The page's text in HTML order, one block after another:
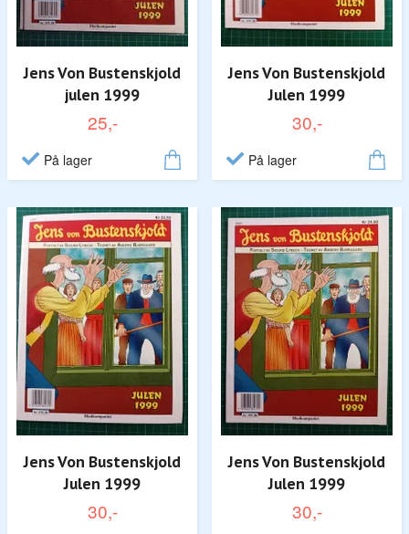
Jens Von Bustenskjold
julen 1999
25,-
På lager
Jens Von Bustenskjold
Julen 1999
30,-
På lager
Jens Von Bustenskjold
Julen 1999
30,-
Jens Von Bustenskjold
Julen 1999
30,-